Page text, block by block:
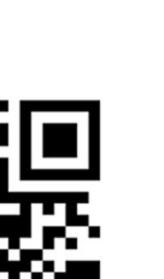
Emanet ve